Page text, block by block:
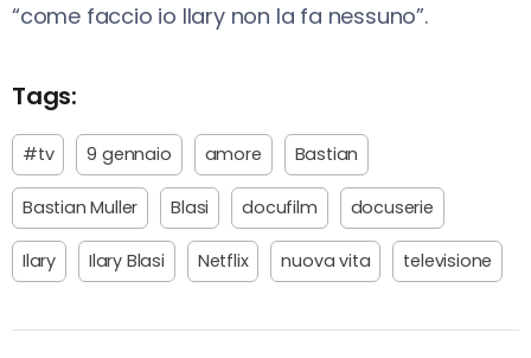
“come faccio io Ilary non la fa nessuno”.
Tags:
#tv 9 gennaio amore Bastian
Bastian Muller Blasi docufilm docuserie
Ilary Ilary Blasi Netflix nuova vita televisione